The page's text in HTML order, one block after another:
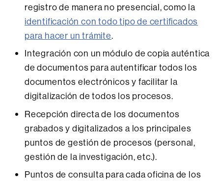
registro de manera no presencial, como la
identificación con todo tipo de certificados
para hacer un trámite.
Integración con un módulo de copia auténtica
de documentos para autentificar todos los
documentos electrónicos y facilitar la
digitalización de todos los procesos.
Recepción directa de los documentos
grabados y digitalizados a los principales
puntos de gestión de procesos (personal,
gestión de la investigación, etc.).
Puntos de consulta para cada oficina de los